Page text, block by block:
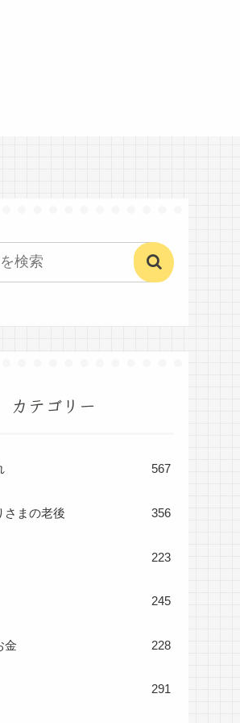
カテゴリー
567
さまの老後 356
223
245
金 228
291